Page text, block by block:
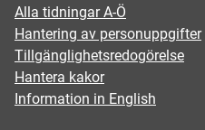
Alla tidningar A-Ö
Hantering av personuppgifter
Tillgänglighetsredogörelse
Hantera kakor
Information in English